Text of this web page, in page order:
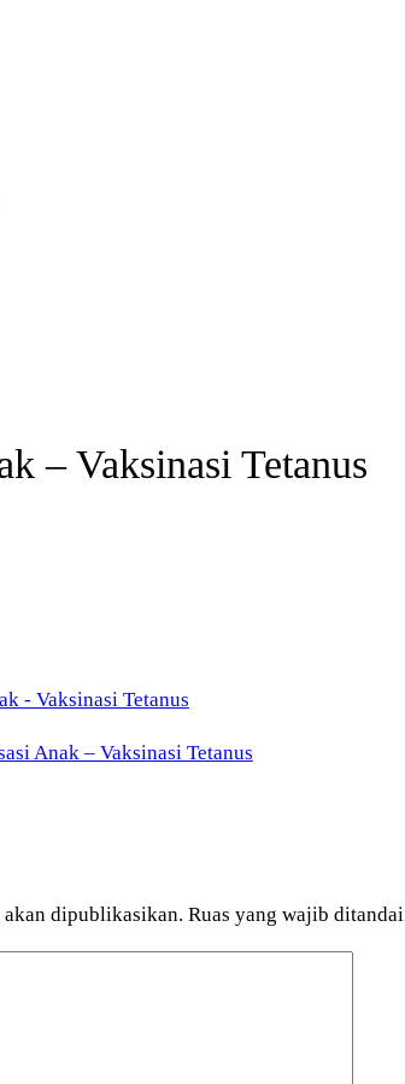
– Vaksinasi Tetanus
Anak – Vaksinasi Tetanus
dipublikasikan. Ruas yang wajib ditandai